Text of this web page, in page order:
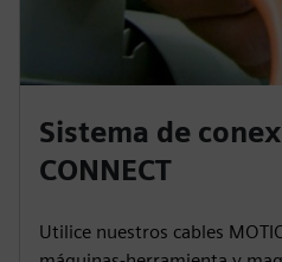
Sistema de
CONNECT
Utilice nuestros cables